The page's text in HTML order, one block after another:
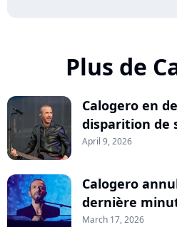
Plus de
Calogero en
disparition de
April 9, 2026
Calogero
dernière
March 17, 2026